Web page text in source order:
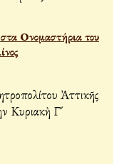
Ονομαστήρια του